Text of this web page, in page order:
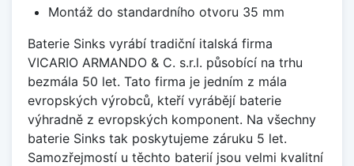
Montáž do standardního otvoru 35 mm
Baterie Sinks vyrábí tradiční italská firma
VICARIO ARMANDO & C. s.r.l. působící na trhu
bezmála 50 let. Tato firma je jedním z mála
evropských výrobců, kteří vyrábějí baterie
výhradně z evropských komponent. Na všechny
baterie Sinks tak poskytujeme záruku 5 let.
Samozřejmostí u těchto baterií jsou velmi kvalitní